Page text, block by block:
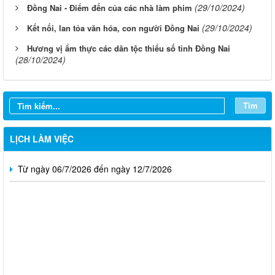
Đồng Nai - Điểm đến của các nhà làm phim (29/10/2024)
Kết nối, lan tỏa văn hóa, con người Đồng Nai (29/10/2024)
Hương vị ẩm thực các dân tộc thiểu số tỉnh Đồng Nai
(28/10/2024)
Tìm
LỊCH LÀM VIỆC
Từ ngày 03/8/2026 đến ngày 09/8/2026
Từ ngày 27/7/2026 đến ngày 02/8/2026
Từ ngày 20/7/2026 đến ngày 26/7/2026
Từ ngày 13/7/2026 đến ngày 18/7/2026